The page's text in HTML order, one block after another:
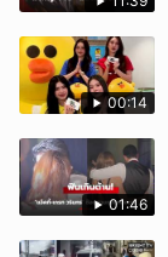
00:14
01:46